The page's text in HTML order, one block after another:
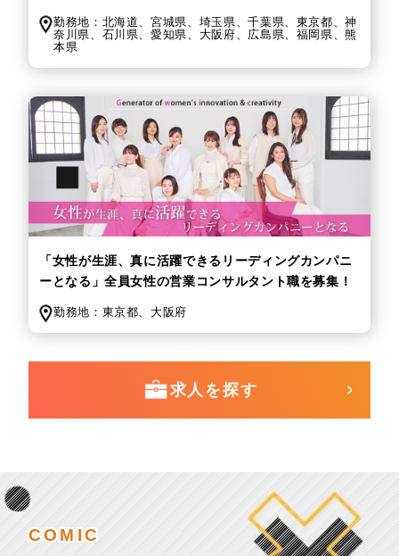
勤務地： 北海道、宮城県、 埼玉県、千葉県、 東京都、神
奈川県、 石川県、愛知県、 大阪府、 広島県、 福岡県、熊
本県
「女性が生涯、真に活躍できるリーディングカンパニ
ーとなる」全員女性の営業コンサルタント職を募集！
勤務地： 東京都、 大阪府
求人を探す
COMIC